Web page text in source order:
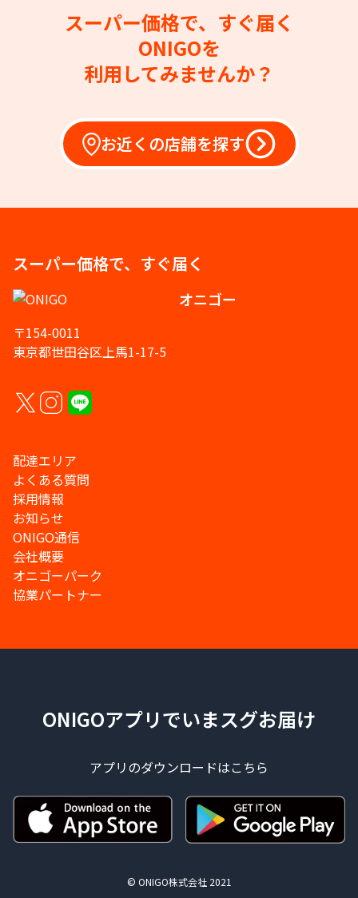
スーパー価格で、すぐ届く
ONIGOを
利用してみませんか？
お近くの店舗を探す
スーパー価格で、すぐ届く
オニゴー
〒154-0011
東京都世田谷区上馬1-17-5
配達エリア
よくある質問
採用情報
お知らせ
ONIGO通信
会社概要
オニゴーパーク
協業パートナー
ONIGOアプリでいまスグお届け
アプリのダウンロードはこちら
© ONIGO株式会社 2021